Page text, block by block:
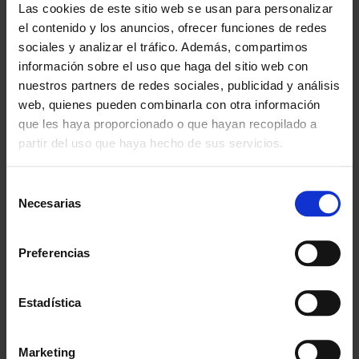
Las cookies de este sitio web se usan para personalizar
el contenido y los anuncios, ofrecer funciones de redes
sociales y analizar el tráfico. Además, compartimos
información sobre el uso que haga del sitio web con
nuestros partners de redes sociales, publicidad y análisis
web, quienes pueden combinarla con otra información
que les haya proporcionado o que hayan recopilado a
partir del uso que haya hecho de sus servicios.
Necesarias
Preferencias
Estadística
Marketing
· Protección UV y contra la lluvia.
· Opciones de personalización disponibles.
· Variedad de tamaños y colores.
Transforma tus eventos con nuestras carpas plegables profesionales, la
solución perfecta para cualquier ocasión.
¿Qué carpa plegable es más adecuada para
competiciones al aire libre?